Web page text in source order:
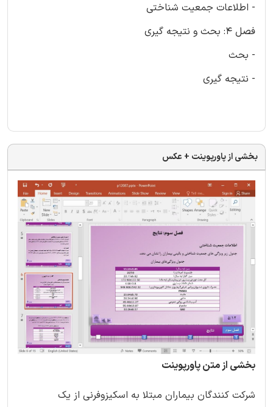
- اطلاعات جمعیت شناختی
فصل 4: بحث و نتیجه گیری
- بحث
- نتیجه گیری
بخشی از پاورپوینت + عکس
بخشی از متن پاورپوینت
شرکت کنندگان بیماران مبتلا به اسکیزوفرنی از یک